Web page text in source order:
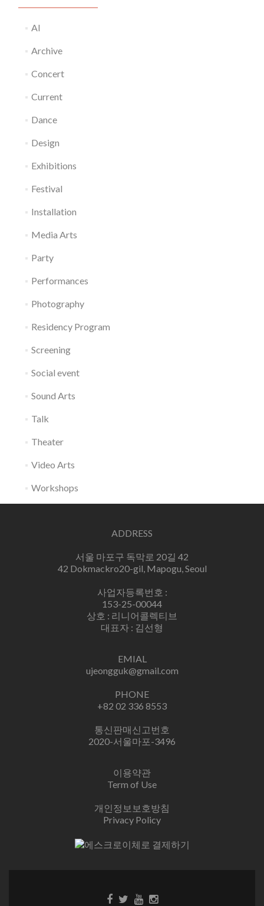
AI
Archive
Concert
Current
Dance
Design
Exhibitions
Festival
Installation
Media Arts
Party
Performances
Photography
Residency Program
Screening
Social event
Sound Arts
Talk
Theater
Video Arts
Workshops
ADDRESS
서울 마포구 독막로 20길 42
42 Dokmackro20-gil, Mapogu, Seoul
사업자등록번호 :
153-25-00044
상호 : 리니어콜렉티브
대표자 : 김선형
EMIAL
ujeongguk@gmail.com
PHONE
+82 02 336 8553
통신판매신고번호
2020-서울마포-3496
이용약관
Term of Use
개인정보보호방침
Privacy Policy